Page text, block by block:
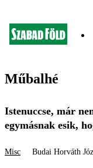
Műbalhé
Istenuccse, már
egymásnak esik,
Misc Budai Horváth